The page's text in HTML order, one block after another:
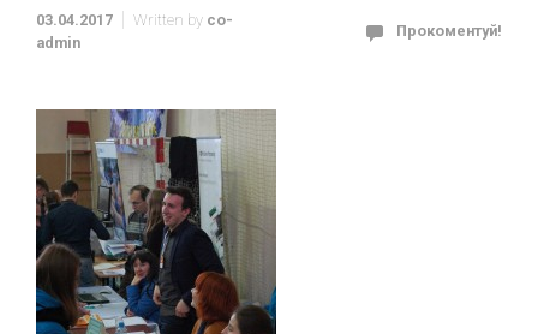
03.04.2017 Written by co-
admin
Прокоментуй!